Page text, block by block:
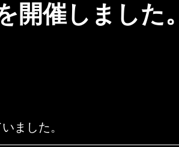
開催しました。
ました。